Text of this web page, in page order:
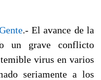
.- El avance de la
un grave conflicto
virus en varios
seriamente a los